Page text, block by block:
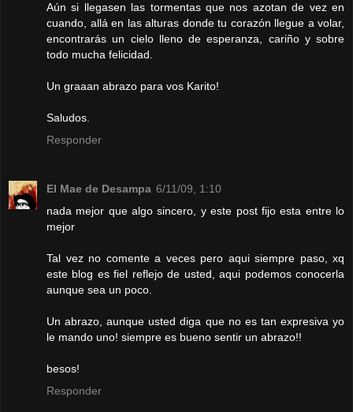
Aún si llegasen las tormentas que nos azotan de vez en
cuando, allá en las alturas donde tu corazón llegue a volar,
encontrarás un cielo lleno de esperanza, cariño y sobre
todo mucha felicidad.
Un graaan abrazo para vos Karito!
Saludos.
Responder
El Mae de Desampa 6/11/09, 1:10
nada mejor que algo sincero, y este post fijo esta entre lo
mejor
Tal vez no comente a veces pero aqui siempre paso, xq
este blog es fiel reflejo de usted, aqui podemos conocerla
aunque sea un poco.
Un abrazo, aunque usted diga que no es tan expresiva yo
le mando uno! siempre es bueno sentir un abrazo!!
besos!
Responder